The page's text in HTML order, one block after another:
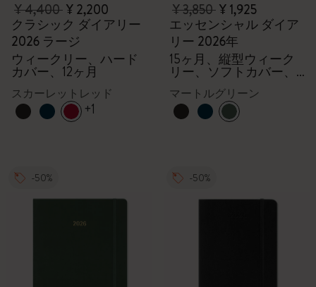
¥ 4,400¥ 2,200
クラシック ダイアリー
2026 ラージ
ウィークリー、ハード
カバー、12ヶ月
スカーレットレッド
+1
¥ 3,850¥ 1,925
エッセンシャル ダイア
リー 2026年
15ヶ月、縦型ウィーク
リー、ソフトカバー、
マートルグリーン
-50% -50%